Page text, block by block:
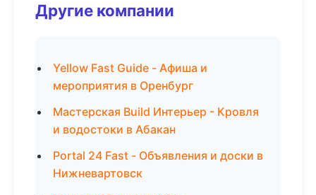
Другие компании
Yellow Fast Guide - Афиша и
мероприятия в Оренбург
Мастерская Build Интерьер - Кровля
и водостоки в Абакан
Portal 24 Fast - Объявления и доски в
Нижневартовск